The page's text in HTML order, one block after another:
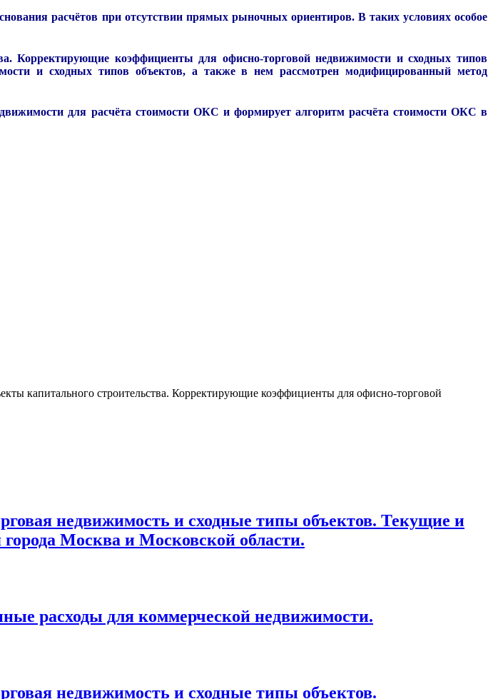
расчётов при отсутствии прямых рыночных ориентиров. В таких условиях особое
Корректирующие коэффициенты для офисно-торговой недвижимости и сходных типов
и сходных типов объектов, а также в нем рассмотренмодифицированный метод
для расчёта стоимости ОКС и формирует алгоритм расчёта стоимости ОКС в
капитального строительства. Корректирующие коэффициенты для офисно-торговой
недвижимость и сходные типы объектов. Текущие и
города Москва и Московской области.
расходы для коммерческой недвижимости.
недвижимость и сходные типы объектов.